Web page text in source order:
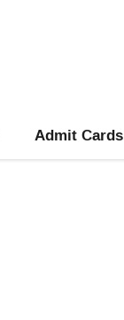
Admit Cards